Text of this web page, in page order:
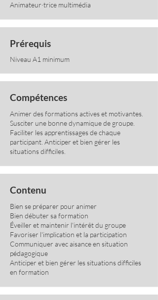
Animateur·trice multimédia
Prérequis
Niveau A1 minimum
Compétences
Animer des formations actives et motivantes.
Susciter une bonne dynamique de groupe.
Faciliter les apprentissages de chaque
participant. Anticiper et bien gérer les
situations difficiles.
Contenu
Bien se préparer pour animer
Bien débuter sa formation
Éveiller et maintenir l'intérêt du groupe
Favoriser l'implication et la participation
Communiquer avec aisance en situation
pédagogique
Anticiper et bien gérer les situations difficiles
en formation